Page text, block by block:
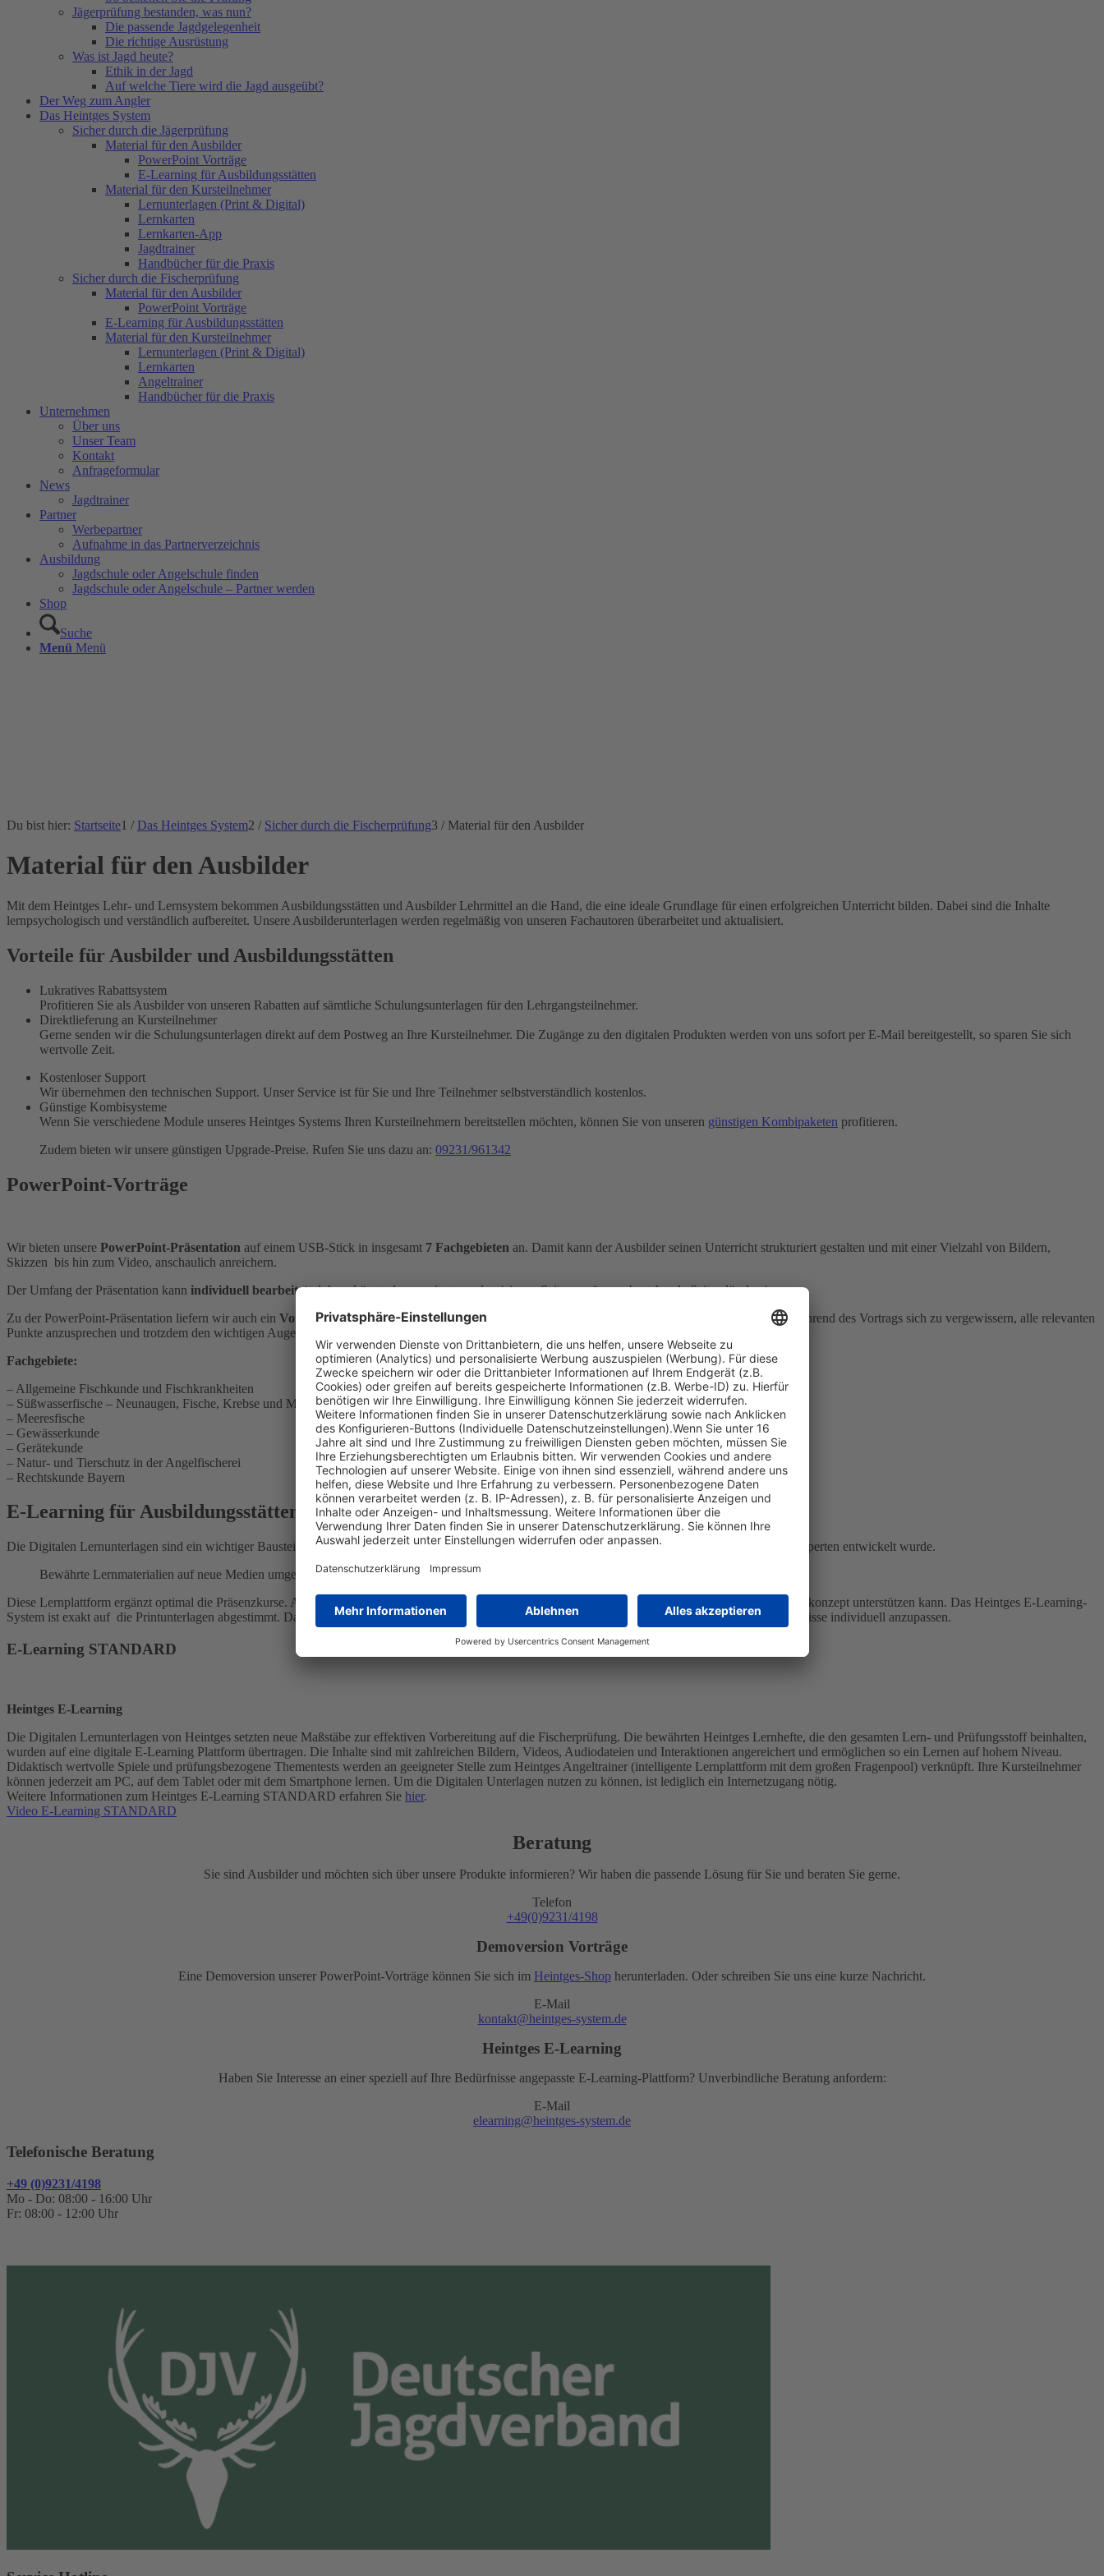
Jägerprüfung bestanden, was nun?
Die passende Jagdgelegenheit
Die richtige Ausrüstung
Was ist Jagd heute?
Ethik in der Jagd
Auf welche Tiere wird die Jagd ausgeübt?
Der Weg zum Angler
Das Heintges System
Sicher durch die Jägerprüfung
Material für den Ausbilder
PowerPoint Vorträge
E-Learning für Ausbildungsstätten
Material für den Kursteilnehmer
Lernunterlagen (Print & Digital)
Lernkarten
Lernkarten-App
Jagdtrainer
Handbücher für die Praxis
Sicher durch die Fischerprüfung
Material für den Ausbilder
PowerPoint Vorträge
E-Learning für Ausbildungsstätten
Material für den Kursteilnehmer
Lernunterlagen (Print & Digital)
Lernkarten
Angeltrainer
Handbücher für die Praxis
Unternehmen
Über uns
Unser Team
Kontakt
Anfrageformular
News
Jagdtrainer
Partner
Werbepartner
Aufnahme in das Partnerverzeichnis
Ausbildung
Jagdschule oder Angelschule finden
Jagdschule oder Angelschule – Partner werden
Shop
Suche
Menü Menü
Du bist hier: Startseite1 / Das Heintges System2 / Sicher durch die Fischerprüfung3 / Material für den Ausbilder
Material für den Ausbilder
Mit dem Heintges Lehr- und Lernsystem bekommen Ausbildungsstätten und Ausbilder Lehrmittel an die Hand, die eine ideale Grundlage für einen erfolgreichen Unterricht bilden. Dabei sind die Inhalte
lernpsychologisch und verständlich aufbereitet. Unsere Ausbilderunterlagen werden regelmäßig von unseren Fachautoren überarbeitet und aktualisiert.
Vorteile für Ausbilder und Ausbildungsstätten
Lukratives Rabattsystem
Profitieren Sie als Ausbilder von unseren Rabatten auf sämtliche Schulungsunterlagen für den Lehrgangsteilnehmer.
Direktlieferung an Kursteilnehmer
Gerne senden wir die Schulungsunterlagen direkt auf dem Postweg an Ihre Kursteilnehmer. Die Zugänge zu den digitalen Produkten werden von uns sofort per E-Mail bereitgestellt, so sparen Sie sich
wertvolle Zeit.
Kostenloser Support
Wir übernehmen den technischen Support. Unser Service ist für Sie und Ihre Teilnehmer selbstverständlich kostenlos.
Günstige Kombisysteme
Wenn Sie verschiedene Module unseres Heintges Systems Ihren Kursteilnehmern bereitstellen möchten, können Sie von unseren günstigen Kombipaketen profitieren.
Zudem bieten wir unsere günstigen Upgrade-Preise. Rufen Sie uns dazu an: 09231/961342
PowerPoint-Vorträge
Wir bieten unsere PowerPoint-Präsentation auf einem USB-Stick in insgesamt 7 Fachgebieten an. Damit kann der Ausbilder seinen Unterricht strukturiert gestalten und mit einer Vielzahl von Bildern,
Skizzen bis hin zum Video, anschaulich anreichern.
Der Umfang der Präsentation kann individuell bearbeitet, d. h. gekürzt oder erweitert werden (eigene Seiten ergänzen, bestehende Seiten löschen).
Zu der PowerPoint-Präsentation liefern wir auch ein Vortragsmanuskript. Die kurzen Infoblöcke und Stichworte ermöglichen es dem Ausbilder auch während des Vortrags sich zu vergewissern, alle relevanten
Punkte anzusprechen und trotzdem den wichtigen Augenkontakt zu den Kursteilnehmern zu halten. Das Manuskript kann ausgedruckt werden.
Fachgebiete:
– Allgemeine Fischkunde und Fischkrankheiten
– Süßwasserfische – Neunaugen, Fische, Krebse und Muscheln der Binnengewässer
– Meeresfische
– Gewässerkunde
– Gerätekunde
– Natur- und Tierschutz in der Angelfischerei
– Rechtskunde Bayern
E-Learning für Ausbildungsstätten
Die Digitalen Lernunterlagen sind ein wichtiger Baustein des Heintges Lehr- und Lernsystems, das auf Basis von langjähriger Praxiserfahrung von Fachexperten entwickelt wurde.
Bewährte Lernmaterialien auf neue Medien umgesetzt
Diese Lernplattform ergänzt optimal die Präsenzkurse. Ausbildungsstätten und Ausbilder entscheiden selbst, wie das E-Learning das bisherige Ausbildungskonzept unterstützen kann. Das Heintges E-Learning-
System ist exakt auf die Printunterlagen abgestimmt. Darüber hinaus haben Sie die Möglichkeit, das E-Learning-System genau auf Ihre speziellen Bedürfnisse individuell anzupassen.
E-Learning STANDARD
Heintges E-Learning
Die Digitalen Lernunterlagen von Heintges setzten neue Maßstäbe zur effektiven Vorbereitung auf die Fischerprüfung. Die bewährten Heintges Lernhefte, die den gesamten Lern- und Prüfungsstoff beinhalten,
wurden auf eine digitale E-Learning Plattform übertragen. Die Inhalte sind mit zahlreichen Bildern, Videos, Audiodateien und Interaktionen angereichert und ermöglichen so ein Lernen auf hohem Niveau.
Didaktisch wertvolle Spiele und prüfungsbezogene Thementests werden an geeigneter Stelle zum Heintges Angeltrainer (intelligente Lernplattform mit dem großen Fragenpool) verknüpft. Ihre Kursteilnehmer
können jederzeit am PC, auf dem Tablet oder mit dem Smartphone lernen. Um die Digitalen Unterlagen nutzen zu können, ist lediglich ein Internetzugang nötig.
Weitere Informationen zum Heintges E-Learning STANDARD erfahren Sie hier.
Video E-Learning STANDARD
Beratung
Sie sind Ausbilder und möchten sich über unsere Produkte informieren? Wir haben die passende Lösung für Sie und beraten Sie gerne.
Telefon
+49(0)9231/4198
Demoversion Vorträge
Eine Demoversion unserer PowerPoint-Vorträge können Sie sich im Heintges-Shop herunterladen. Oder schreiben Sie uns eine kurze Nachricht.
E-Mail
kontakt@heintges-system.de
Heintges E-Learning
Haben Sie Interesse an einer speziell auf Ihre Bedürfnisse angepasste E-Learning-Plattform? Unverbindliche Beratung anfordern:
E-Mail
elearning@heintges-system.de
Telefonische Beratung
+49 (0)9231/4198
Mo - Do: 08:00 - 16:00 Uhr
Fr: 08:00 - 12:00 Uhr